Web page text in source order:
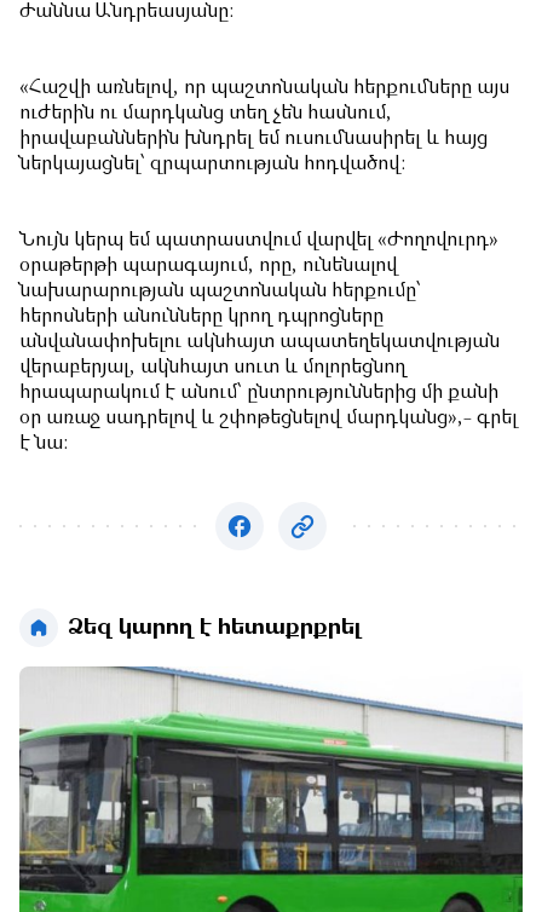
Ժաննա Անդրեասյանը:
«Հաշվի առնելով, որ պաշտոնական հերքումները այս
ուժերին ու մարդկանց տեղ չեն հասնում,
իրավաբաններին խնդրել եմ ուսումնասիրել և հայց
ներկայացնել՝ զրպարտության հոդվածով:
Նույն կերպ եմ պատրաստվում վարվել «Ժողովուրդ»
օրաթերթի պարագայում, որը, ունենալով
նախարարության պաշտոնական հերքումը՝
հերոսների անունները կրող դպրոցները
անվանափոխելու ակնհայտ ապատեղեկատվության
վերաբերյալ, ակնհայտ սուտ և մոլորեցնող
հրապարակում է անում՝ ընտրություններից մի քանի
օր առաջ սադրելով և շփոթեցնելով մարդկանց»,- գրել
է նա:
Ձեզ կարող է հետաքրքրել